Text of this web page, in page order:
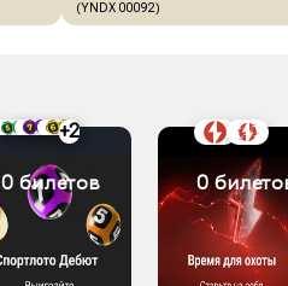
(YNDX 00092)
+2
0 билетов 0